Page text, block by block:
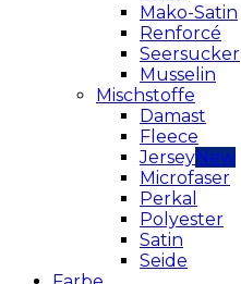
Mako-Satin
Renforcé
Seersucker
Musselin
Mischstoffe
Damast
Fleece
Jersey
Microfaser
Perkal
Polyester
Satin
Seide